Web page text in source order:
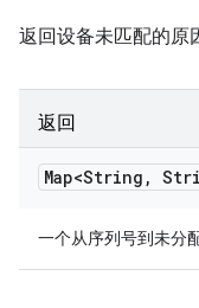
返回设备未匹配的原
返回
Map<String ,
一个从序列号到未分